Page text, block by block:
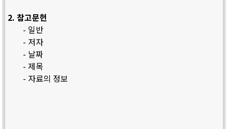
2. 참고문헌
- 일반
- 저자
- 날짜
- 제목
- 자료의 정보